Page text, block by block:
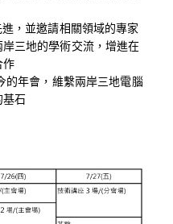
，並邀請相關領域的專家
三地的學術交流，增進在
作
的年會，維繫兩岸三地電腦
基石